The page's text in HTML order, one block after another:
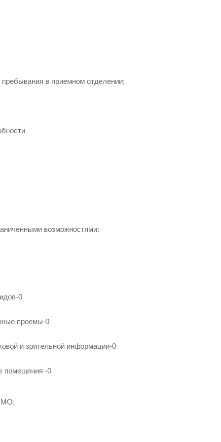
в приемном отделении:
возможностями:
0
проемы-0
и зрительной информации-0
помещения -0
МО: